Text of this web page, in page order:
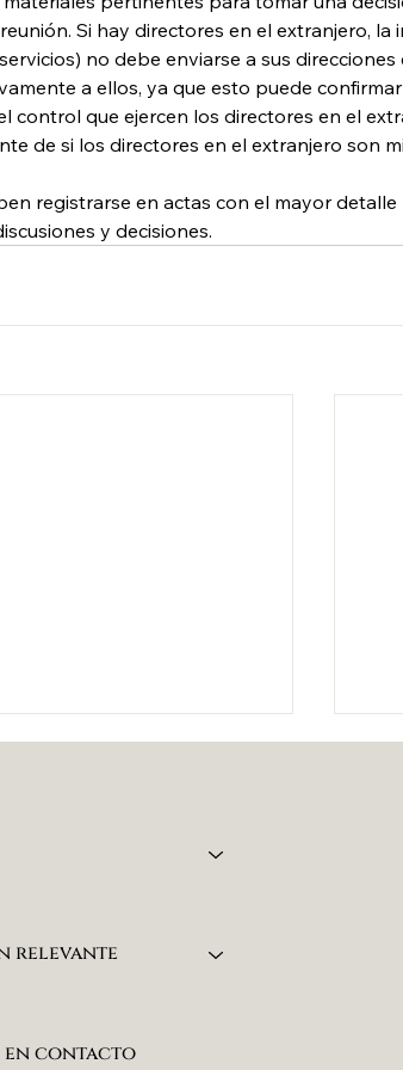
Si hay directores en el extranjero, la
no debe enviarse a sus direcciones
a ellos, ya que esto puede confirmar
control que ejercen los directores en el
de si los directores en el extranjero son
registrarse en actas con el mayor
y decisiones.
relevante
en contacto